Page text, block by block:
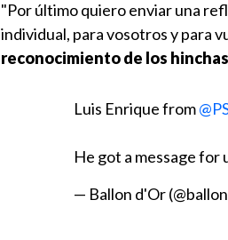
"Por último quiero enviar una
individual, para vosotros y para
reconocimiento de los
Luis Enrique from
He got a message for
— Ballon d'Or